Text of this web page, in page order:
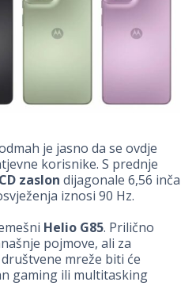
je jasno da se ovdje
korisnike. S prednje
zaslon dijagonale 6,56 inča
iznosi 90 Hz.
Helio G85. Prilično
pojmove, ali za
mreže biti će
gaming ili multitasking